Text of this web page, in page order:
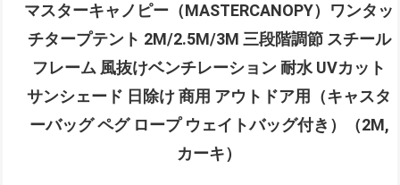
マスターキャノピー（MASTERCANOPY）ワンタッ
チタープテント 2M/2.5M/3M 三段階調節 スチール
フレーム 風抜けベンチレーション 耐水 UVカット
サンシェード 日除け 商用 アウトドア用（キャスタ
ーバッグ ペグ ロープ ウェイトバッグ付き）（2M,
カーキ）